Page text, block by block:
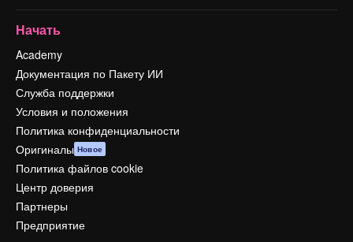
Начать
Academy
Документация по Пакету ИИ
Служба поддержки
Условия и положения
Политика конфиденциальности
Оригиналы Новое
Политика файлов cookie
Центр доверия
Партнеры
Предприятие